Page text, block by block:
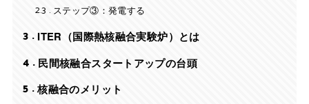
2.3 ステップ③：発電する
3 ITER（国際熱核融合実験炉）とは
4 民間核融合スタートアップの台頭
5
核融合のメリット